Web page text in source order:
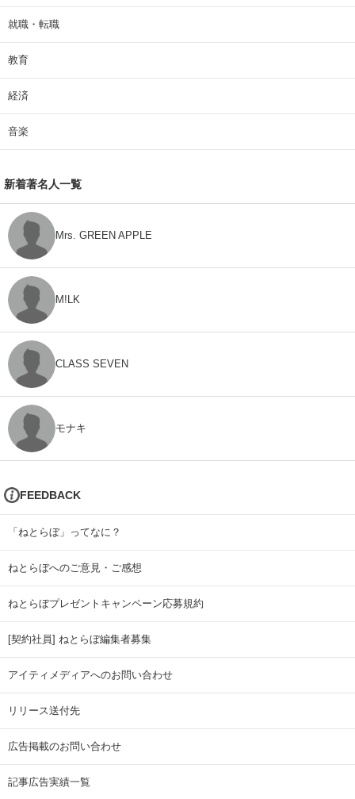
就職・転職
教育
経済
音楽
新着著名人一覧
Mrs. GREEN APPLE
M!LK
CLASS SEVEN
モナキ
FEEDBACK
「ねとらぼ」ってなに？
ねとらぼへのご意見・ご感想
ねとらぼプレゼントキャンペーン応募規約
[契約社員] ねとらぼ編集者募集
アイティメディアへのお問い合わせ
リリース送付先
広告掲載のお問い合わせ
記事広告実績一覧